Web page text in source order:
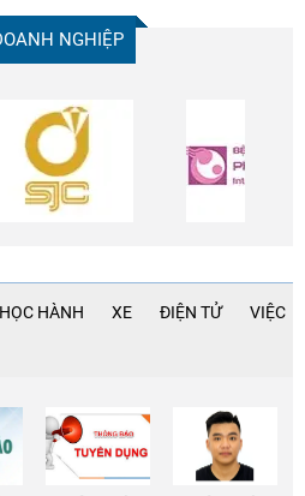
NGHIỆP
HỌC HÀNH XE ĐIỆN TỬ VIỆC